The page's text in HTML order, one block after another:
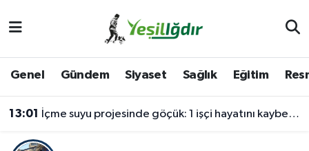
Genel Gündem Siyaset Sağlık Eğitim
13:01 İçme suyu projesinde göçük: 1 işçi hayatını kaybetti, 1'i ağır yaralı
İğdir Namaz Vakitleri